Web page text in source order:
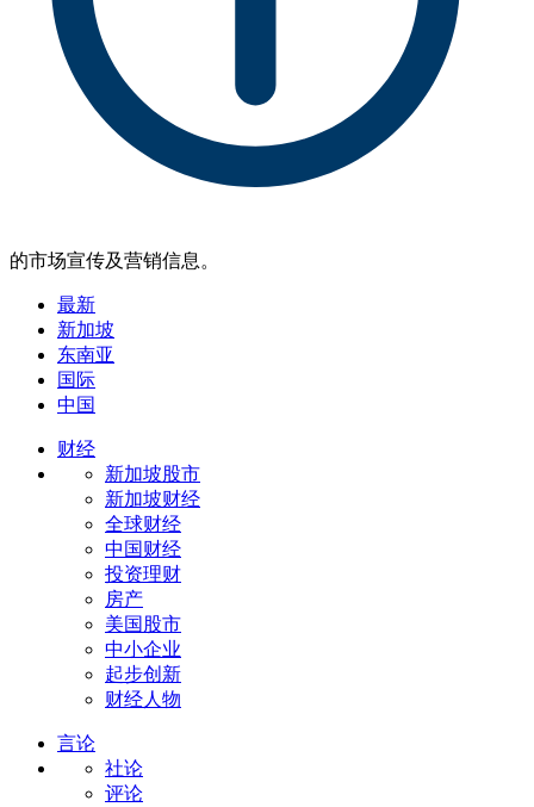
的市场宣传及营销信息。
最新
新加坡
东南亚
国际
中国
财经
新加坡股市
新加坡财经
全球财经
中国财经
投资理财
房产
美国股市
中小企业
起步创新
财经人物
言论
社论
评论